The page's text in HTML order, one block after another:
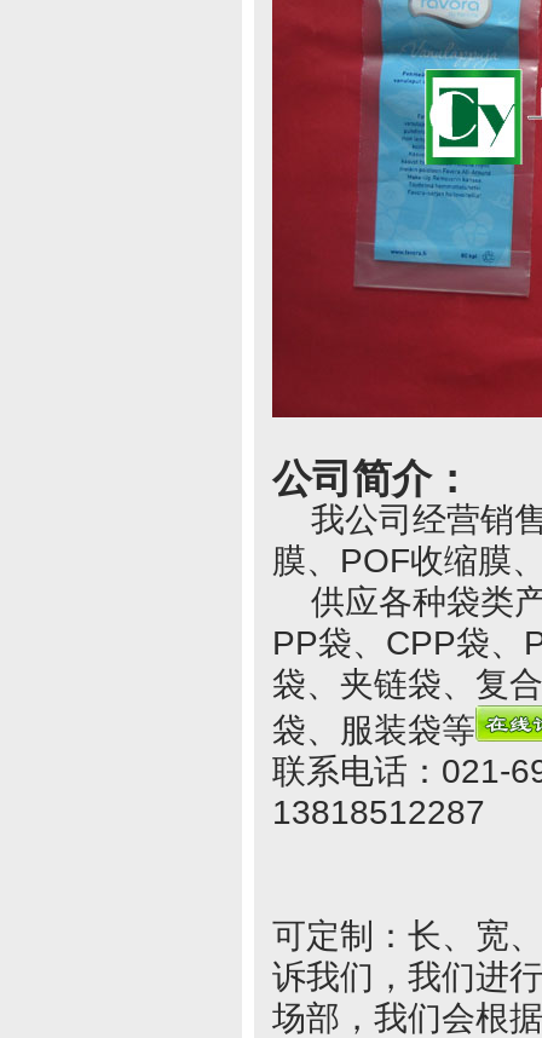
公司简介：
我公司经营销
膜、POF收缩膜
供应各种袋类
PP袋、CPP袋、
袋、夹链袋、复
袋、服装袋等
联系电话：021-
13818512287
可定制：长、宽
诉我们，我们进
场部，我们会根